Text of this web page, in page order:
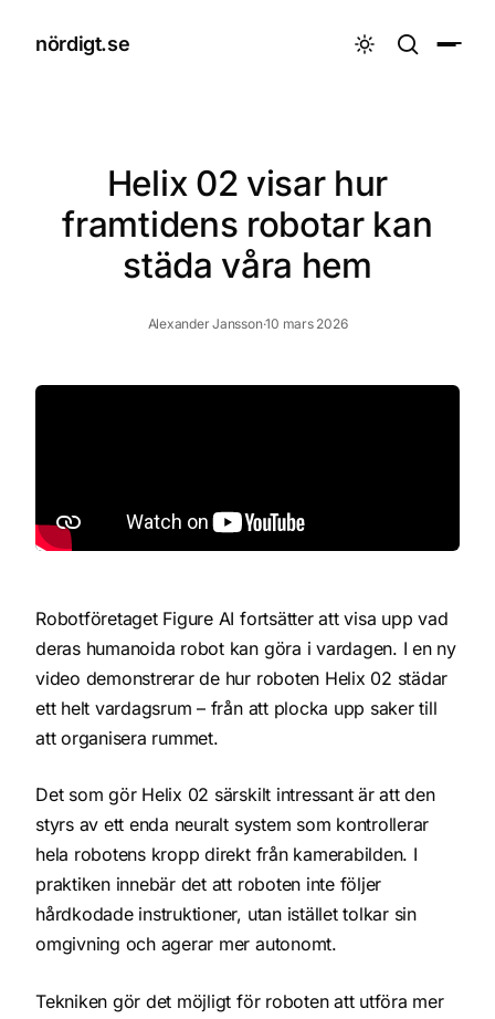
nördigt.se 
Helix 02 visar hur
framtidens robotar kan
städa våra hem
Alexander Jansson·10 mars 2026
Robotföretaget Figure AI fortsätter att visa upp vad
deras humanoida robot kan göra i vardagen. I en ny
video demonstrerar de hur roboten Helix 02 städar
ett helt vardagsrum – från att plocka upp saker till
att organisera rummet.
Det som gör Helix 02 särskilt intressant är att den
styrs av ett enda neuralt system som kontrollerar
hela robotens kropp direkt från kamerabilden. I
praktiken innebär det att roboten inte följer
hårdkodade instruktioner, utan istället tolkar sin
omgivning och agerar mer autonomt.
Tekniken gör det möjligt för roboten att utföra mer